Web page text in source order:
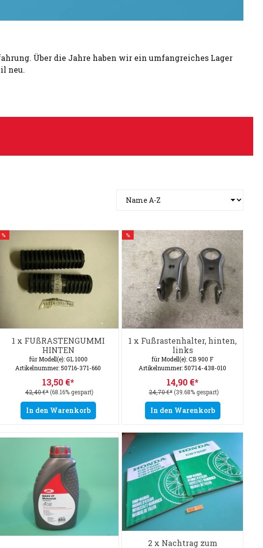
Über die Jahre haben wir ein umfangreiches Lager
neu.
%
1 x FUßRASTENGUMMI
HINTEN
für Modell(e): GL 1000
Artikelnummer: 50716-371-660
13,50 €*
42,40 €*(68.16% gespart)
In den Warenkorb
%
1 x Fußrastenhalter, hinten,
links
für Modell(e): CB 900 F
Artikelnummer: 50714-438-010
14,90 €*
24,70 €* (39.68% gespart)
In den Warenkorb
2 x Nachtrag zum